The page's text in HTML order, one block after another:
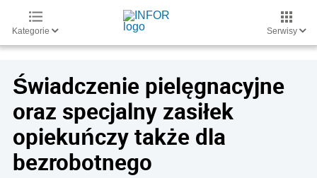
Kategorie Serwisy
Świadczenie pielęgnacyjne
oraz specjalny zasiłek
opiekuńczy także dla
bezrobotnego